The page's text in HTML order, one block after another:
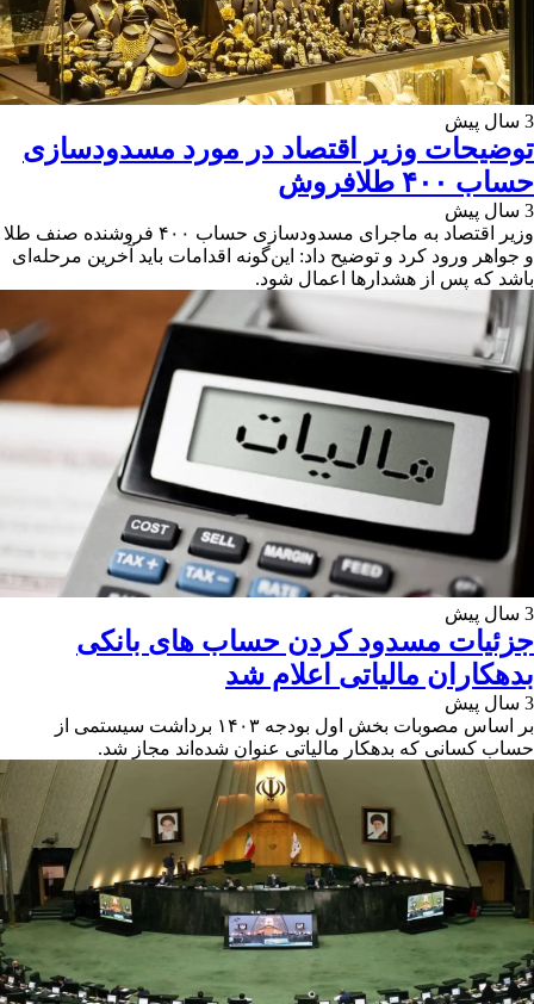
3 سال پیش
توضیحات وزیر اقتصاد در مورد مسدودسازی
حساب ۴۰۰ طلافروش
3 سال پیش
وزیر اقتصاد به ماجرای مسدودسازی حساب ۴۰۰ فروشنده صنف طلا
و جواهر ورود کرد و توضیح داد: این‌گونه اقدامات باید آخرین مرحله‌ای
باشد که پس از هشدارها اعمال شود.
3 سال پیش
جزئیات مسدود کردن حساب های بانکی
بدهکاران مالیاتی اعلام شد
3 سال پیش
بر اساس مصوبات بخش اول بودجه ۱۴۰۳ برداشت سیستمی از
حساب کسانی که بدهکار مالیاتی عنوان شده‌اند مجاز شد.